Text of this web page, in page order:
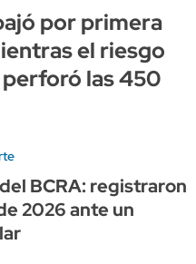
por primera
el riesgo
las 450
BCRA: registraron
2026 ante un